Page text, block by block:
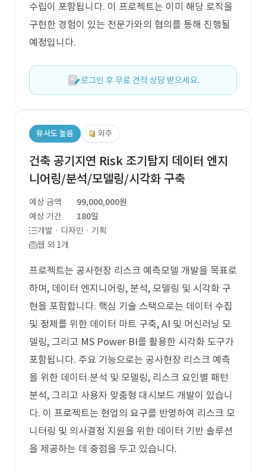
수립이 포함됩니다. 이 프로젝트는 이미 해당 로직을
구현한 경험이 있는 전문가와의 협의를 통해 진행될
예정입니다.
로그인 후 무료 견적 상담 받으세요.
유사도 높음 외주
건축 공기지연 Risk 조기탐지 데이터 엔지
니어링/분석/모델링/시각화 구축
예상 금액
99,000,000원
예상 기간
180일
개발 · 디자인 · 기획
웹 외 1개
프로젝트는 공사현장 리스크 예측모델 개발을 목표로
하며, 데이터 엔지니어링, 분석, 모델링 및 시각화 구
현을 포함합니다. 핵심 기술 스택으로는 데이터 수집
및 정제를 위한 데이터 마트 구축, AI 및 머신러닝 모
델링, 그리고 MS Power BI를 활용한 시각화 도구가
포함됩니다. 주요 기능으로는 공사현장 리스크 예측
을 위한 데이터 분석 및 모델링, 리스크 요인별 패턴
분석, 그리고 사용자 맞춤형 대시보드 개발이 있습니
다. 이 프로젝트는 현업의 요구를 반영하여 리스크 모
니터링 및 의사결정 지원을 위한 데이터 기반 솔루션
을 제공하는 데 중점을 두고 있습니다.